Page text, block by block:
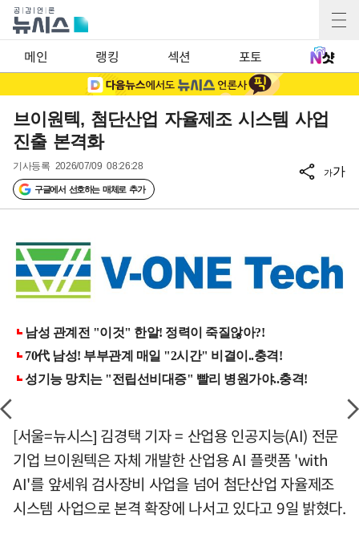
메인 랭킹 섹션 포토
브이원텍, 첨단산업 자율제조 시스템 사업
진출 본격화
기사등록 2026/07/09 08:26:28
구글에서 선호하는 매체로 추가
가가
[서울=뉴시스] 김경택 기자 = 산업용 인공지능(AI) 전문
기업 브이원텍은 자체 개발한 산업용 AI 플랫폼 'with
AI'를 앞세워 검사장비 사업을 넘어 첨단산업 자율제조
시스템 사업으로 본격 확장에 나서고 있다고 9일 밝혔다.